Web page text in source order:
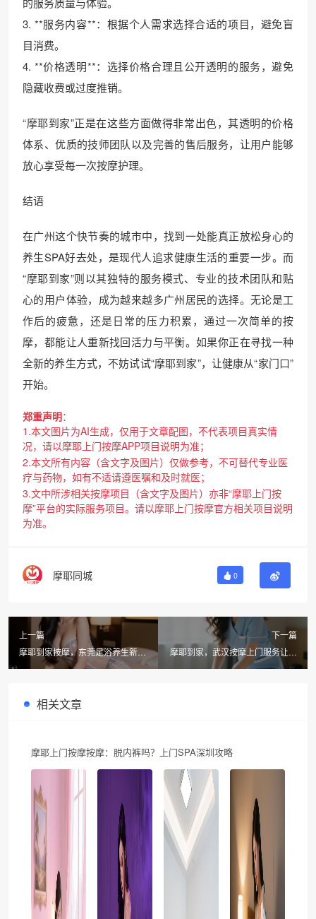
3. **服务内容**：根据个人需求选择合适的项目，避免盲
目消费。
4. **价格透明**：选择价格合理且公开透明的服务，避免
隐藏收费或过度推销。
“摩耶到家”正是在这些方面做得非常出色，其透明的价格
体系、优质的技师团队以及完善的售后服务，让用户能够
放心享受每一次按摩护理。
结语
在广州这个快节奏的城市中，找到一处能真正放松身心的
养生SPA好去处，是现代人追求健康生活的重要一步。而
“摩耶到家”则以其独特的服务模式、专业的技术团队和贴
心的用户体验，成为越来越多广州居民的选择。无论是工
作后的疲惫，还是日常的压力积累，通过一次简单的按
摩，都能让人重新找回活力与平衡。如果你正在寻找一种
全新的养生方式，不妨试试“摩耶到家”，让健康从“家门口”
开始。
郑重声明：
1.本文图片为AI生成，仅用于文章配图，不代表项目真实情
况，请以摩耶上门按摩APP项目说明为准；
2.本文所有内容（含文字及图片）仅做参考，不可替代专业医
疗与药物，如有不适请遵医嘱和及时就医；
3.文中所涉相关按摩项目（含文字及图片）亦非“摩耶上门按
摩”平台的实际服务项目。请以摩耶上门按摩官方相关项目说明
为准。
摩耶同城 0
上一篇
摩耶到家按摩，东莞足浴养生新体
下一篇
摩耶到家，武汉按摩上门服务让健
康走进生活
相关文章
摩耶上门按摩按摩：脱内裤吗？上门SPA深圳攻略